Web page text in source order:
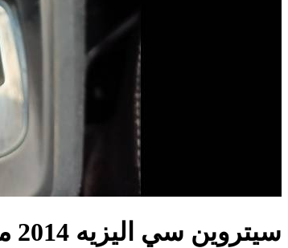
سيتروين سي اليزيه 2014 مستعملة للبيع في مصر